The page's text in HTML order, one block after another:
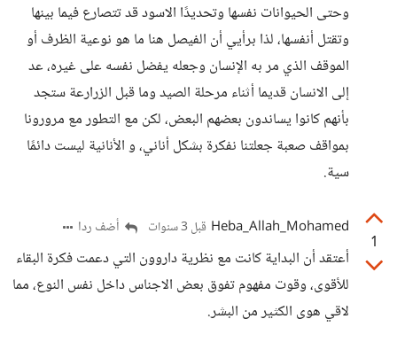
وحتى الحيوانات نفسها وتحديدًا الاسود قد تتصارع فيما بينها
وتقتل أنفسها، لذا برأيي أن الفيصل هنا ما هو نوعية الظرف أو
الموقف الذي مر به الإنسان وجعله يفضل نفسه على غيره، عد
إلى الانسان قديما أثناء مرحلة الصيد وما قبل الزرارعة ستجد
بأنهم كانوا يساندون بعضهم البعض، لكن مع التطور مع مرورونا
بمواقف صعبة جعلتنا نفكرة بشكل أناني، و الأنانية ليست دائمًا
سية.
1
Heba_Allah_Mohamed قبل 3 سنوات أضف ردا
أعتقد أن البداية كانت مع نظرية داروون التي دعمت فكرة البقاء
للأقوى، وقوت مفهوم تفوق بعض الاجناس داخل نفس النوع، مما
لاقي هوى الكثير من البشر.